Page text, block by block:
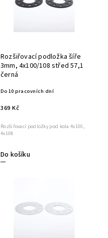
Rozšiřovací podložka šíře
3mm, 4x100/108 střed 57,1
černá
Do 10 pracovních dní
369 Kč
Do košíku
Rozšiřovací podložky pod kola 4x100,
4x108